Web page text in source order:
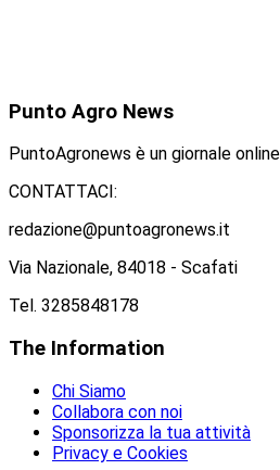
Punto Agro News
PuntoAgronews è un giornale
CONTATTACI:
redazione@puntoagronews.it
Via Nazionale, 84018 - Scafati
Tel. 3285848178
The Information
Chi Siamo
Collabora con noi
Sponsorizza la tua attività
Privacy e Cookies